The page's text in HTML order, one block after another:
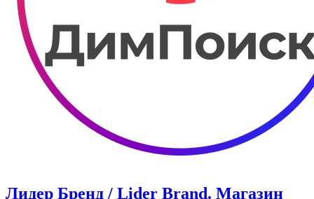
Лидер Бренд / Lider Brand. Магазин